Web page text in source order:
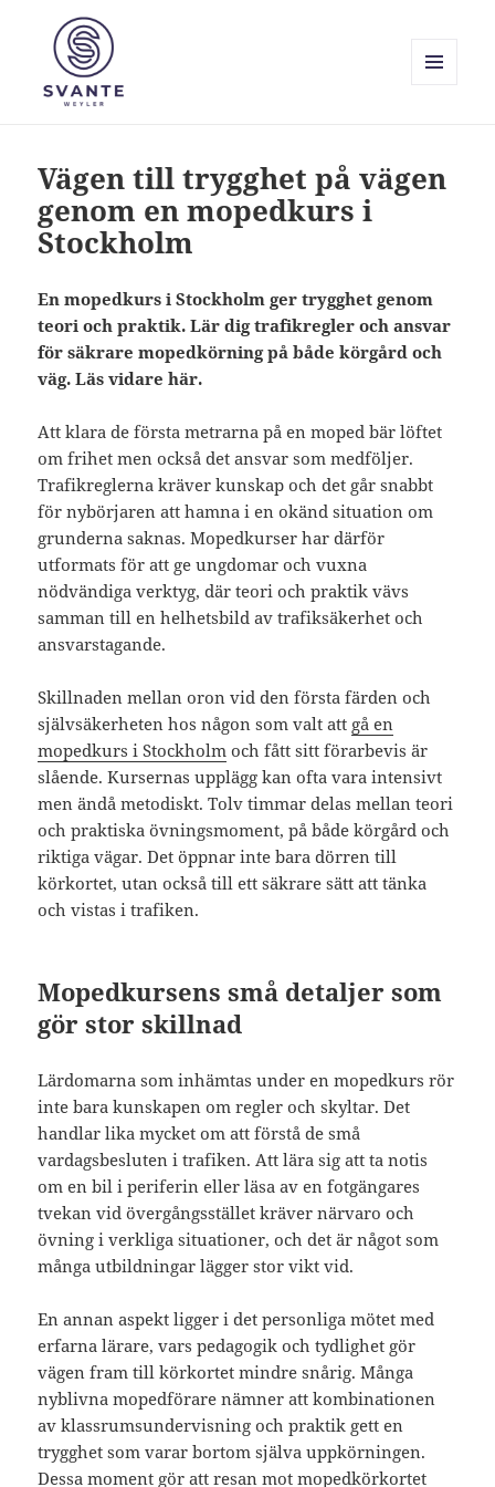
Vägen till trygghet på vägen
genom en mopedkurs i
Stockholm
En mopedkurs i Stockholm ger trygghet genom
teori och praktik. Lär dig trafikregler och ansvar
för säkrare mopedkörning på både körgård och
väg. Läs vidare här.
Att klara de första metrarna på en moped bär löftet
om frihet men också det ansvar som medföljer.
Trafikreglerna kräver kunskap och det går snabbt
för nybörjaren att hamna i en okänd situation om
grunderna saknas. Mopedkurser har därför
utformats för att ge ungdomar och vuxna
nödvändiga verktyg, där teori och praktik vävs
samman till en helhetsbild av trafiksäkerhet och
ansvarstagande.
Skillnaden mellan oron vid den första färden och
självsäkerheten hos någon som valt att gå en
mopedkurs i Stockholm och fått sitt förarbevis är
slående. Kursernas upplägg kan ofta vara intensivt
men ändå metodiskt. Tolv timmar delas mellan teori
och praktiska övningsmoment, på både körgård och
riktiga vägar. Det öppnar inte bara dörren till
körkortet, utan också till ett säkrare sätt att tänka
och vistas i trafiken.
Mopedkursens små detaljer som
gör stor skillnad
Lärdomarna som inhämtas under en mopedkurs rör
inte bara kunskapen om regler och skyltar. Det
handlar lika mycket om att förstå de små
vardagsbesluten i trafiken. Att lära sig att ta notis
om en bil i periferin eller läsa av en fotgängares
tvekan vid övergångsstället kräver närvaro och
övning i verkliga situationer, och det är något som
många utbildningar lägger stor vikt vid.
En annan aspekt ligger i det personliga mötet med
erfarna lärare, vars pedagogik och tydlighet gör
vägen fram till körkortet mindre snårig. Många
nyblivna mopedförare nämner att kombinationen
av klassrumsundervisning och praktik gett en
trygghet som varar bortom själva uppkörningen.
Dessa moment gör att resan mot mopedkörkortet